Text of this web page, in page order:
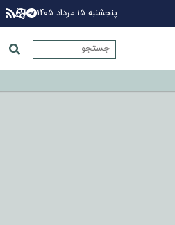
پنجشنبه ۱۵ مرداد ۱۴۰۵